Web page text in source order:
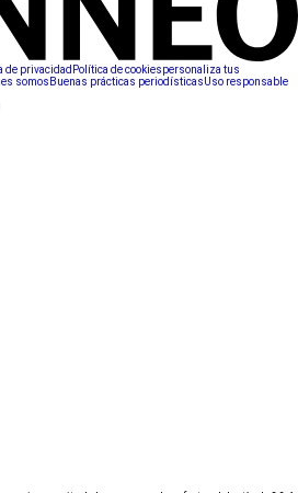
de privacidad Política de cookiespersonaliza tus
somos Buenas prácticas periodísticasUso responsable